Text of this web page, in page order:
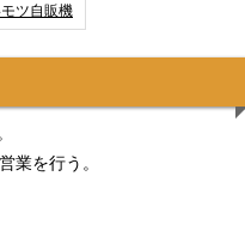
ツ自販機
業を行う。